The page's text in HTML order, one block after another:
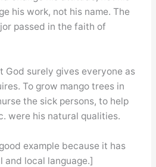
his work, not his name. The
passed in the faith of
God surely gives everyone as
To grow mango trees in
the sick persons, to help
were his natural qualities.
example because it has
and local language.]